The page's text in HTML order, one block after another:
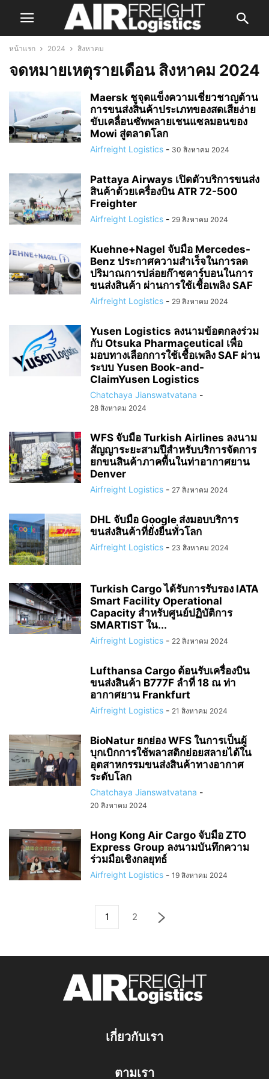
หน้าแรก 2024 สิงหาคม
จดหมายเหตุรายเดือน สิงหาคม 2024
Maersk ชูจุดแข็งความเชี่ยวชาญด้าน
การขนส่งสินค้าประเภทของสดเสียง่าย
ขับเคลื่อนซัพพลายเชนแซลมอนของ
Mowi สู่ตลาดโลก
Airfreight Logistics - 30 สิงหาคม 2024
Pattaya Airways เปิดตัวบริการขนส่ง
สินค้าด้วยเครื่องบิน ATR 72-500
Freighter
Airfreight Logistics - 29 สิงหาคม 2024
Kuehne+Nagel จับมือ Mercedes-
Benz ประกาศความสำเร็จในการลด
ปริมาณการปล่อยก๊าซคาร์บอนในการ
ขนส่งสินค้า ผ่านการใช้เชื้อเพลิง SAF
Airfreight Logistics - 29 สิงหาคม 2024
Yusen Logistics ลงนามข้อตกลงร่วม
กับ Otsuka Pharmaceutical เพื่อ
มอบทางเลือกการใช้เชื้อเพลิง SAF ผ่าน
ระบบ Yusen Book-and-
ClaimYusen Logistics
Chatchaya Jianswatvatana -
28 สิงหาคม 2024
WFS จับมือ Turkish Airlines ลงนาม
สัญญาระยะสามปีสำหรับบริการจัดการ
ยกขนสินค้าภาคพื้นในท่าอากาศยาน
Denver
Airfreight Logistics - 27 สิงหาคม 2024
DHL จับมือ Google ส่งมอบบริการ
ขนส่งสินค้าที่ยั่งยืนทั่วโลก
Airfreight Logistics - 23 สิงหาคม 2024
Turkish Cargo ได้รับการรับรอง IATA
Smart Facility Operational
Capacity สำหรับศูนย์ปฏิบัติการ
SMARTIST ใน...
Airfreight Logistics - 22 สิงหาคม 2024
Lufthansa Cargo ต้อนรับเครื่องบิน
ขนส่งสินค้า B777F ลำที่ 18 ณ ท่า
อากาศยาน Frankfurt
Airfreight Logistics - 21 สิงหาคม 2024
BioNatur ยกย่อง WFS ในการเป็นผู้
บุกเบิกการใช้พลาสติกย่อยสลายได้ใน
อุตสาหกรรมขนส่งสินค้าทางอากาศ
ระดับโลก
Chatchaya Jianswatvatana -
20 สิงหาคม 2024
Hong Kong Air Cargo จับมือ ZTO
Express Group ลงนามบันทึกความ
ร่วมมือเชิงกลยุทธ์
Airfreight Logistics - 19 สิงหาคม 2024
1 2
เกี่ยวกับเรา
ตามเรา